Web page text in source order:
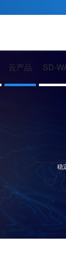
云产品 SD-
稳